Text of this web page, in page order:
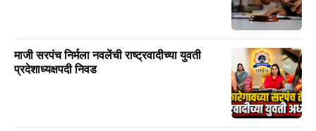
माजी सरपंच निर्मला नवलेंची राष्ट्रवादीच्या युवती
प्रदेशाध्यक्षपदी निवड